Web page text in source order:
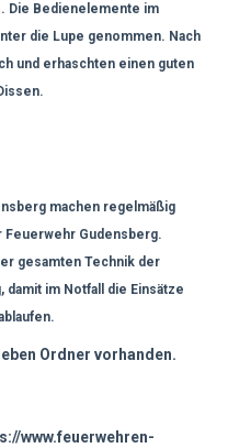
Die Bedienelemente im
die Lupe genommen. Nach
und erhaschten einen guten
machen regelmäßig
Feuerwehr Gudensberg.
gesamten Technik der
im Notfall die Einsätze
Ordner vorhanden.
www.feuerwehren-